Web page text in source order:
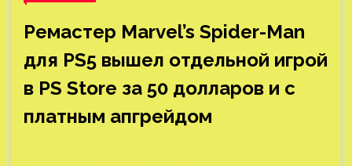
Ремастер Marvel’s Spider-Man
для PS5 вышел отдельной игрой
в PS Store за 50 долларов и с
платным апгрейдом